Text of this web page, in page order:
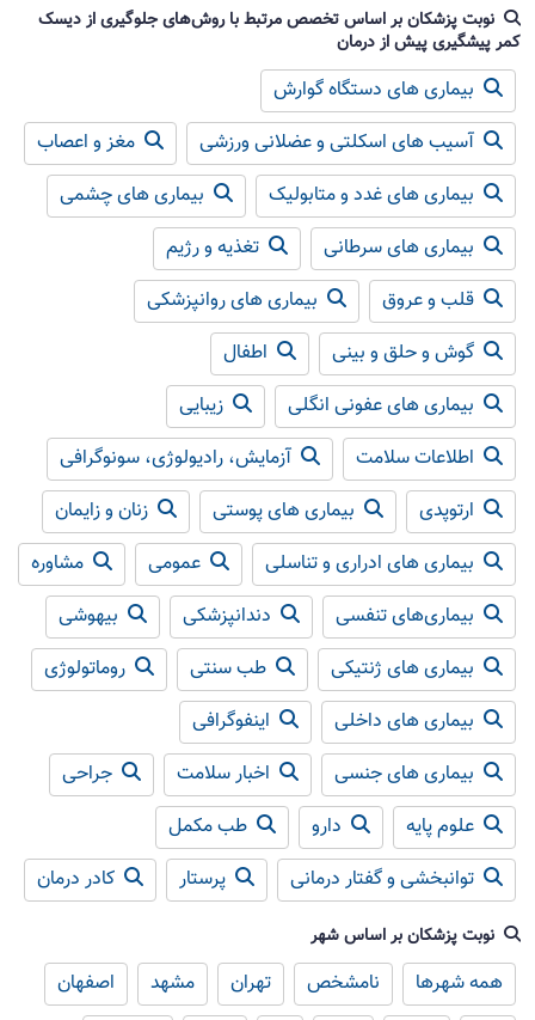
نوبت پزشکان بر اساس تخصص مرتبط با روش‌های جلوگیری از دیسک
کمر پیشگیری پیش از درمان
بیماری های دستگاه گوارش
آسیب های اسکلتی و عضلانی ورزشی
مغز و اعصاب
بیماری های غدد و متابولیک
بیماری های چشمی
بیماری های سرطانی
تغذیه و رژیم
قلب و عروق
بیماری های روانپزشکی
گوش و حلق و بینی
اطفال
بیماری های عفونی انگلی
زیبایی
اطلاعات سلامت
آزمایش، رادیولوژی، سونوگرافی
ارتوپدی
بیماری های پوستی
زنان و زایمان
بیماری های ادراری و تناسلی
عمومی
مشاوره
بیماری‌های تنفسی
دندانپزشکی
بیهوشی
بیماری های ژنتیکی
طب سنتی
روماتولوژی
بیماری های داخلی
اینفوگرافی
بیماری های جنسی
اخبار سلامت
جراحی
علوم پایه
دارو
طب مکمل
توانبخشی و گفتار درمانی
پرستار کادر درمان
نوبت پزشکان بر اساس شهر
همه شهرها نامشخص تهران مشهد
اصفهان